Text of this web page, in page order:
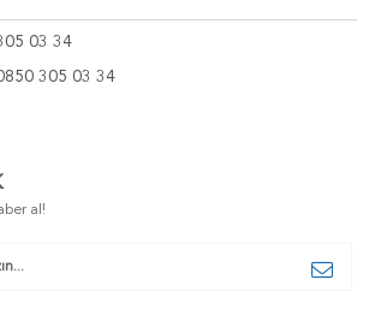
03 34
305 03 34
al!